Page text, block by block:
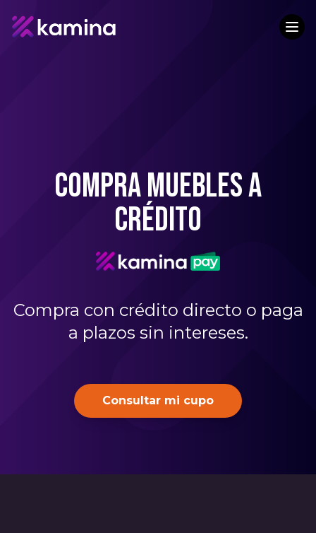
Compra muebles a
crédito
Compra con crédito directo o paga
a plazos sin intereses.
Consultar mi cupo